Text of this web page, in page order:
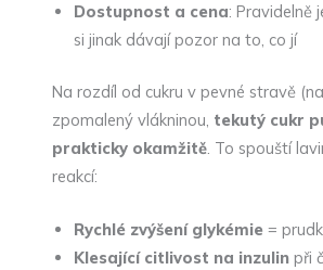
Dostupnost a cena: Pravidelně
si jinak dávají pozor na to, co jí
Na rozdíl od cukru v pevné stravě
zpomalený vlákninou, tekutý cukr
prakticky okamžitě. To spouští
reakcí:
Rychlé zvýšení glykémie =
Klesající citlivost na inzulin při